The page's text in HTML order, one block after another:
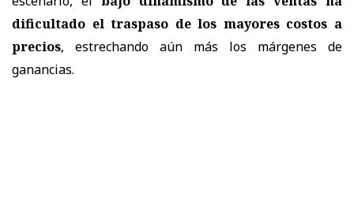
dificultado el traspaso de los mayores costos a
precios, estrechando aún más los márgenes de
ganancias.